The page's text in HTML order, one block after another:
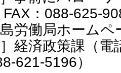
：088-625-
労働局ホームペ
経済政策課（
621-5196）